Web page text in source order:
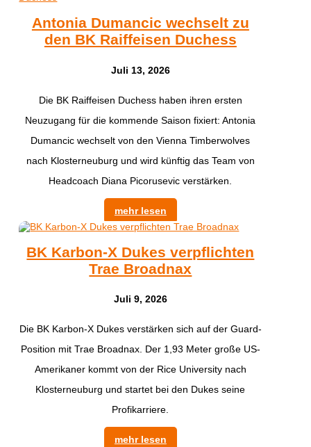
Antonia Dumancic wechselt zu
den BK Raiffeisen Duchess
Juli 13, 2026
Die BK Raiffeisen Duchess haben ihren ersten
Neuzugang für die kommende Saison fixiert: Antonia
Dumancic wechselt von den Vienna Timberwolves
nach Klosterneuburg und wird künftig das Team von
Headcoach Diana Picorusevic verstärken.
mehr lesen
BK Karbon-X Dukes verpflichten
Trae Broadnax
Juli 9, 2026
Die BK Karbon-X Dukes verstärken sich auf der Guard-
Position mit Trae Broadnax. Der 1,93 Meter große US-
Amerikaner kommt von der Rice University nach
Klosterneuburg und startet bei den Dukes seine
Profikarriere.
mehr lesen